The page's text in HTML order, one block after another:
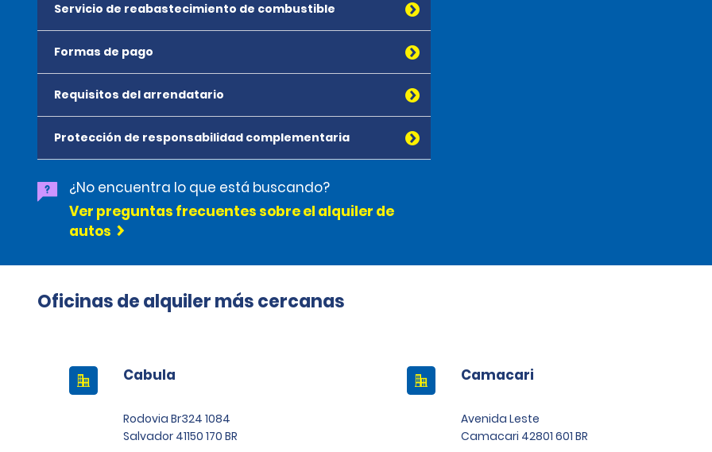
Servicio de reabastecimiento de combustible
Formas de pago
Requisitos del arrendatario
Protección de responsabilidad complementaria
¿No encuentra lo que está buscando?
Ver preguntas frecuentes sobre el alquiler de
autos
Oficinas de alquiler más cercanas
Cabula
Rodovia Br324 1084
Salvador 41150 170 BR
Camacari
Avenida Leste
Camacari 42801 601 BR